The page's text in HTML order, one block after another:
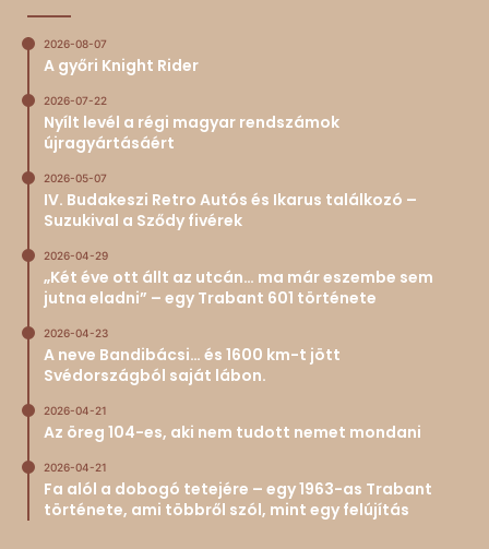
2026-08-07
A győri Knight Rider
2026-07-22
Nyílt levél a régi magyar rendszámok
újragyártásáért
2026-05-07
IV. Budakeszi Retro Autós és Ikarus találkozó –
Suzukival a Sződy fivérek
2026-04-29
„Két éve ott állt az utcán… ma már eszembe sem
jutna eladni” – egy Trabant 601 története
2026-04-23
A neve Bandibácsi… és 1600 km-t jött
Svédországból saját lábon.
2026-04-21
Az öreg 104-es, aki nem tudott nemet mondani
2026-04-21
Fa alól a dobogó tetejére – egy 1963-as Trabant
története, ami többről szól, mint egy felújítás